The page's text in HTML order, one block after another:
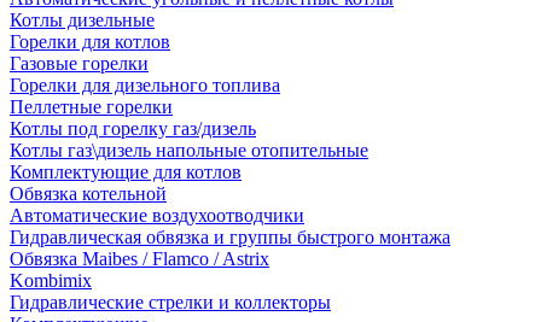
Котлы дизельные
Горелки для котлов
Газовые горелки
Горелки для дизельного топлива
Пеллетные горелки
Котлы под горелку газ/дизель
Котлы газ\дизель напольные отопительные
Комплектующие для котлов
Обвязка котельной
Автоматические воздухоотводчики
Гидравлическая обвязка и группы быстрого монтажа
Обвязка Maibes / Flamco / Astrix
Kombimix
Гидравлические стрелки и коллекторы